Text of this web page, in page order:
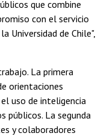
que combine
con el servicio
Universidad de Chile",
La primera
orientaciones
uso de inteligencia
públicos. La segunda
y colaboradores